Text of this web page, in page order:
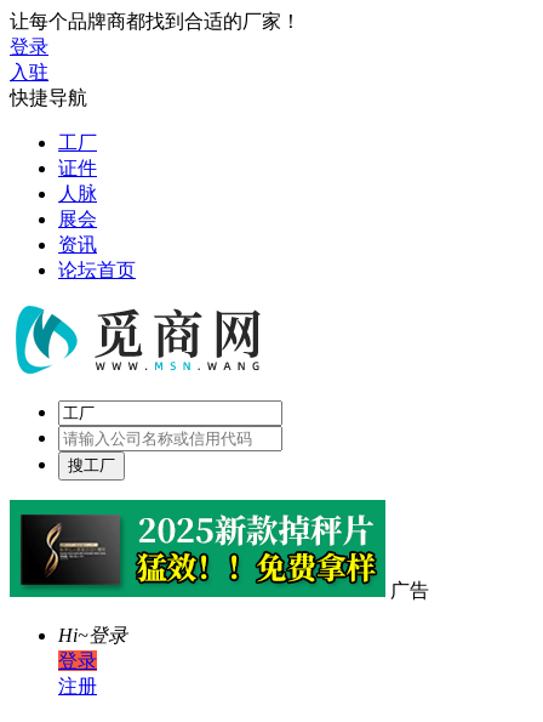
让每个品牌商都找到合适的厂家！
登录
入驻
快捷导航
工厂
证件
人脉
展会
资讯
论坛首页
广告
Hi~登录
登录
注册